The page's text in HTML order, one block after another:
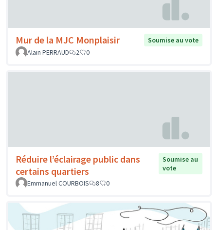
Mur de la MJC Monplaisir
Soumise au vote
Alain PERRAUD
2 0
Réduire l’éclairage public dans
certains quartiers
Soumise au
vote
Emmanuel COURBOIS
8 0